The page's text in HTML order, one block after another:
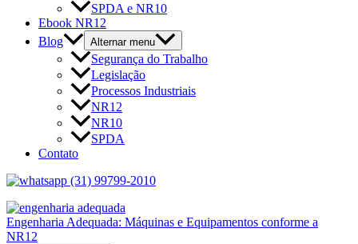
SPDA e NR10
Ebook NR12
Blog
Alternar menu
Segurança do Trabalho
Legislação
Processos Industriais
NR12
NR10
SPDA
Contato
(31) 99799-2010
Engenharia Adequada: Máquinas e Equipamentos conforme a
NR12